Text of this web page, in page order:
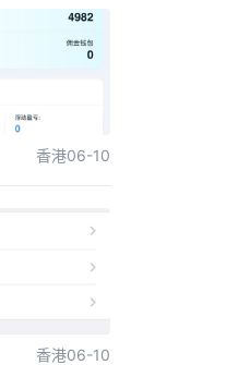
香港06-10
香港06-10